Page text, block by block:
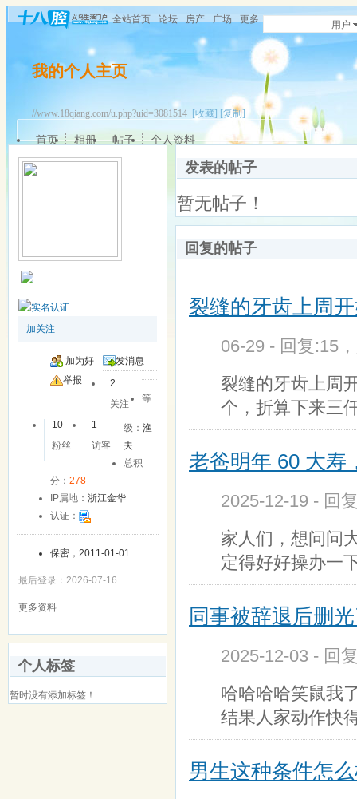
全站首页 论坛 房产 广场 更多 用户
我的个人主页
//www.18qiang.com/u.php?uid=3081514 [收藏] [复制]
首页 相册 帖子 个人资料
加关注
加为好
友
发消息
举报
2
关注
10
粉丝
1
访客
等
级：渔
夫
总积
分： 278
IP属地： 浙江金华
认证：
保密，2011-01-01
最后登录：2026-07-16
更多资料
个人标签
暂时没有添加标签！
发表的帖子
暂无帖子！
回复的帖子
裂缝的牙齿上周
06-29 - 回复:15
裂缝的牙齿上周
个，折算下来三
老爸明年 60 大寿
2025-12-19 - 回
家人们，想问问
定得好好操办一
同事被辞退后删
2025-12-03 - 回
哈哈哈哈笑鼠我
结果人家动作快
男生这种条件怎